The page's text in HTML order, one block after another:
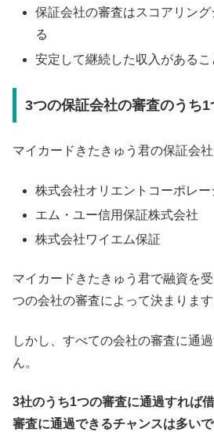
保証会社の審査はスコアリン
る
安定して継続した収入がある
3つの保証会社の審査のうち
マイカードきたきゅう君の保証会社
株式会社オリエントコーポレー
エム・ユー信用保証株式会社
株式会社ワイエム保証
マイカードきたきゅう君で融資を
つの会社の審査によって決まります
しかし、すべての会社の審査に通
ん。
3社のうち1つの審査に通過すれば
審査に通過できるチャンスは多いで